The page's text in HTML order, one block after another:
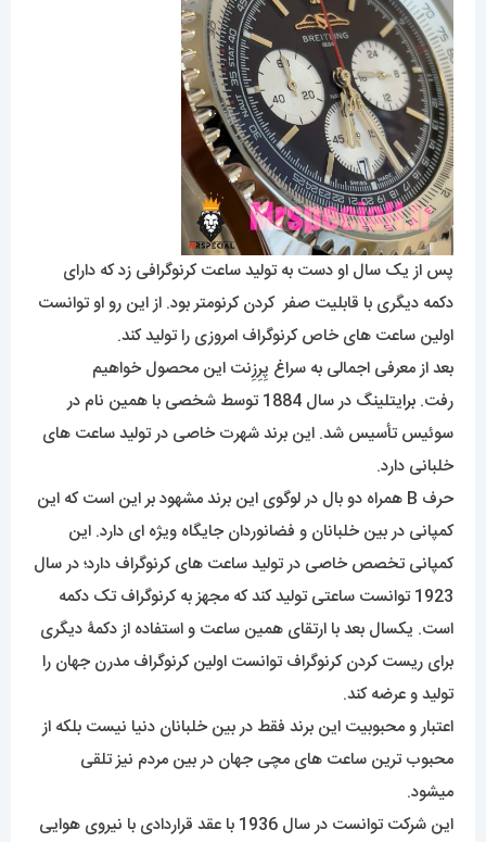
پس از یک سال او دست به تولید ساعت کرنوگرافی زد که دارای
دکمه دیگری با قابلیت صفر کردن کرنومتر بود. از این رو او توانست
اولین ساعت های خاص کرنوگراف امروزی را تولید کند.
بعد از معرفی اجمالی به سراغ پِرِزِنت این محصول خواهیم
رفت. برا
یتلینگ در سال 1884 توسط شخصی با همین نام در
سوئیس تأسیس شد. این برند شهرت خاصی در تولید ساعت های
خلبانی دارد.
حرف B همراه دو بال در لوگوی این برند مشهود بر این است که این
کمپانی در بین خلبانان و فضانوردان جایگاه ویژه ای دارد. این
کمپانی تخصص خاصی در تولید ساعت های کرنوگراف دارد؛ در سال
1923 توانست ساعتی تولید کند که مجهز به کرنوگراف تک دکمه
است. یکسال بعد با ارتقای همین ساعت و استفاده از دکمۀ دیگری
برای ریست کردن کرنوگراف توانست اولین کرنوگراف مدرن جهان را
تولید و عرضه کند.
اعتبار و محبوبیت این برند فقط در بین خلبانان دنیا نیست بلکه از
محبوب ترین ساعت های مچی جهان در بین مردم نیز تلقی
میشود.
این شرکت توانست در سال 1936 با عقد قراردادی با نیروی هوایی